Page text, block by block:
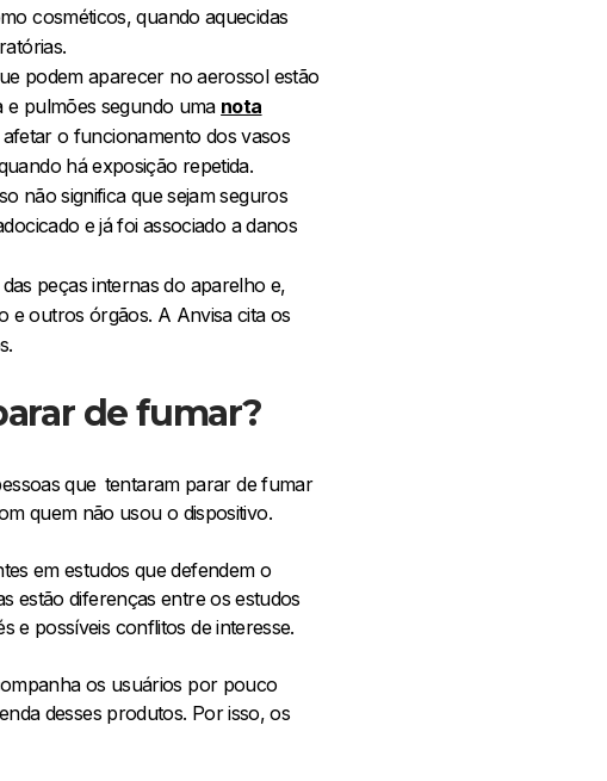
cosméticos, quando aquecidas
podem aparecer no aerossol estão
e pulmões segundo uma nota
o funcionamento dos vasos
há exposição repetida.
não significa que sejam seguros
e já foi associado a danos
peças internas do aparelho e,
e outros órgãos. A Anvisa cita os
de fumar?
que tentaram parar de fumar
quem não usou o dispositivo.
em estudos que defendem o
estão diferenças entre os estudos
e possíveis conflitos de interesse.
os usuários por pouco
desses produtos. Por isso, os